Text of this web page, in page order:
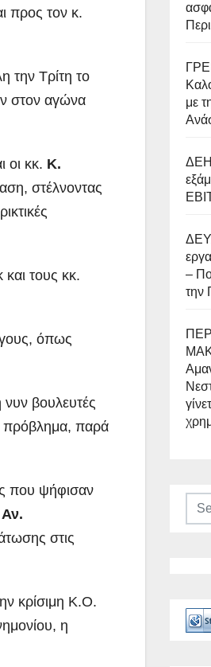
προς τον κ.
την Τρίτη το
στον αγώνα
οι κκ. Κ.
στέλνοντας
και τους κκ.
όπως
νυν βουλευτές
πρόβλημα, παρά
που ψήφισαν
Αν.
στις
κρίσιμη Κ.Ο.
η
με
–
την